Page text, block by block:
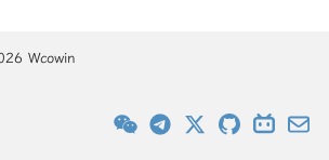
Wcowin